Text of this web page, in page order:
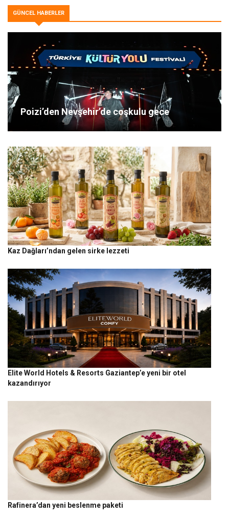
GÜNCEL HABERLER
Poizi’den Nevşehir’de coşkulu gece
Kaz Dağları’ndan gelen sirke lezzeti
Elite World Hotels & Resorts Gaziantep’e yeni bir otel
kazandırıyor
Rafinera’dan yeni beslenme paketi